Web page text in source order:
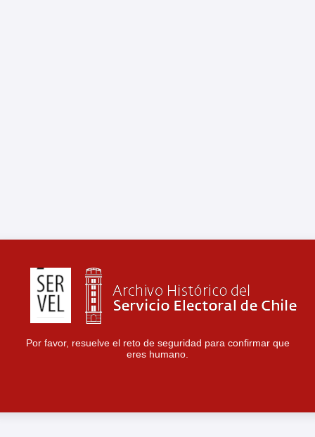
Por favor, resuelve el reto de seguridad para confirmar que
eres humano.